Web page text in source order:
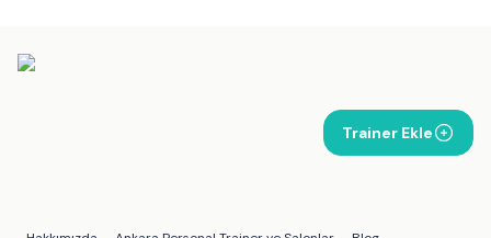
Trainer Ekle